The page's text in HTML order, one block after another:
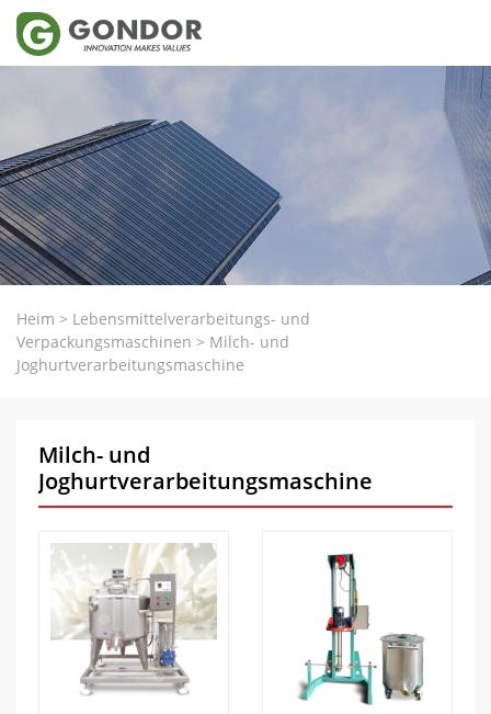
Heim > Lebensmittelverarbeitungs- und
Verpackungsmaschinen > Milch- und
Joghurtverarbeitungsmaschine
Milch- und
Joghurtverarbeitungsmaschine